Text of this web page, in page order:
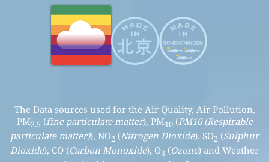
The Data sources used for the Air Quality, Air Pollution,
PM2.5 (fine particulate matter), PM10(PM10 (Respirable
particulate matter)), NO2 (Nitrogen Dioxide), SO2 (Sulphur
Dioxide), CO (Carbon Monoxide), O3 (Ozone) and Weather